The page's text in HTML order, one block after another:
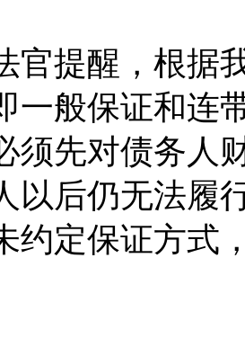
提醒，根据我
一般保证和连
须先对债务人
以后仍无法履
约定保证方式